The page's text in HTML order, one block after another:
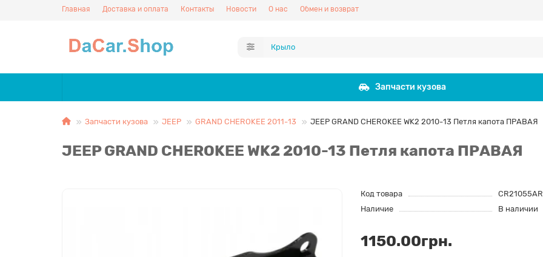
Главная Доставка и оплата Контакты Новости О нас Обмен и возврат
Запчасти кузова
Запчасти кузова JEEP GRAND CHEROKEE 2011-13 JEEP GRAND CHEROKEE WK2 2010-13 Петля капота ПРАВАЯ
JEEP GRAND CHEROKEE WK2 2010-13 Петля капота ПРАВАЯ
Код товара
CR21055AR
Наличие
В наличии
1150.00грн.